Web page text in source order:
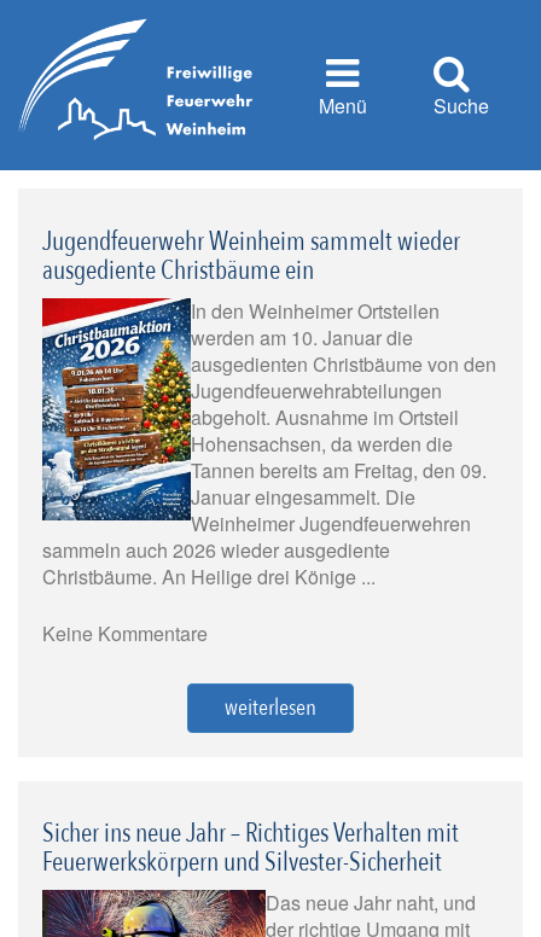
Menü Suche
Jugendfeuerwehr Weinheim sammelt wieder
ausgediente Christbäume ein
In den Weinheimer Ortsteilen
werden am 10. Januar die
ausgedienten Christbäume von den
Jugendfeuerwehrabteilungen
abgeholt. Ausnahme im Ortsteil
Hohensachsen, da werden die
Tannen bereits am Freitag, den 09.
Januar eingesammelt. Die
Weinheimer Jugendfeuerwehren
sammeln auch 2026 wieder ausgediente
Christbäume. An Heilige drei Könige ...
Keine Kommentare
weiterlesen
Sicher ins neue Jahr – Richtiges Verhalten mit
Feuerwerkskörpern und Silvester-Sicherheit
Das neue Jahr naht, und
der richtige Umgang mit